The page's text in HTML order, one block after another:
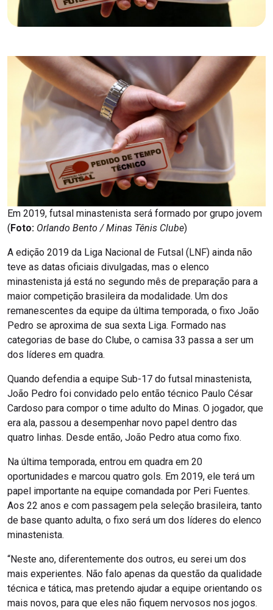
Em 2019, futsal minastenista será formado por grupo jovem
(Foto: Orlando Bento / Minas Tênis Clube)
A edição 2019 da Liga Nacional de Futsal (LNF) ainda não
teve as datas oficiais divulgadas, mas o elenco
minastenista já está no segundo mês de preparação para a
maior competição brasileira da modalidade. Um dos
remanescentes da equipe da última temporada, o fixo João
Pedro se aproxima de sua sexta Liga. Formado nas
categorias de base do Clube, o camisa 33 passa a ser um
dos líderes em quadra.
Quando defendia a equipe Sub-17 do futsal minastenista,
João Pedro foi convidado pelo então técnico Paulo César
Cardoso para compor o time adulto do Minas. O jogador, que
era ala, passou a desempenhar novo papel dentro das
quatro linhas. Desde então, João Pedro atua como fixo.
Na última temporada, entrou em quadra em 20
oportunidades e marcou quatro gols. Em 2019, ele terá um
papel importante na equipe comandada por Peri Fuentes.
Aos 22 anos e com passagem pela seleção brasileira, tanto
de base quanto adulta, o fixo será um dos líderes do elenco
minastenista.
“Neste ano, diferentemente dos outros, eu serei um dos
mais experientes. Não falo apenas da questão da qualidade
técnica e tática, mas pretendo ajudar a equipe orientando os
mais novos, para que eles não fiquem nervosos nos jogos.